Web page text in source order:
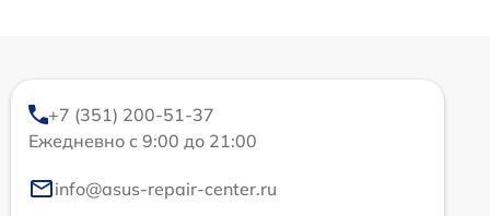
+7 (351) 200-51-37
Ежедневно с 9:00 до 21:00
info@asus-repair-center.ru